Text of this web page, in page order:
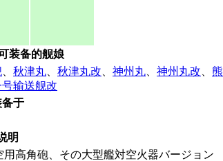
装备的舰娘
秋津丸 秋津丸改 神州丸 神州丸改
熊
输送舰改
于
明
用高角砲、その大型艦対空火器バージョン